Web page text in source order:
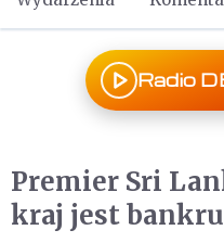
Radio
Premier Sri
kraj jest